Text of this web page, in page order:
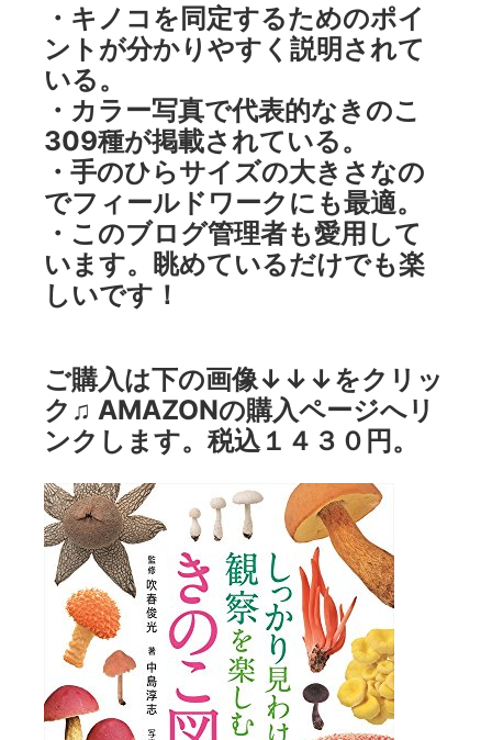
・キノコを同定するためのポイ
ントが分かりやすく説明されて
いる。
・カラー写真で代表的なきのこ
309種が掲載されている。
・手のひらサイズの大きさなの
でフィールドワークにも最適。
・このブログ管理者も愛用して
います。眺めているだけでも楽
しいです！
ご購入は下の画像↓↓↓をクリッ
ク♫ AMAZONの購入ページへリ
ンクします。税込１４３０円。